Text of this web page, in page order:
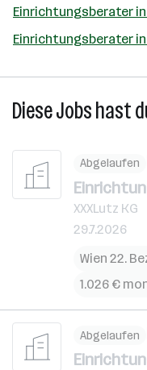
Einrichtungsberater
Einrichtungsberater
Diese Jobs hast
Abgelaufen
XXXLutz KG
29.7.2026
Wien 22.
1.026 €
Abgelaufen